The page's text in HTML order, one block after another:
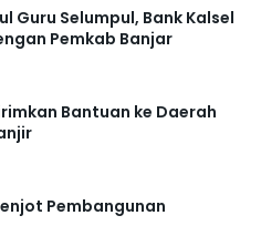
Guru Selumpul, Bank Kalsel
Pemkab Banjar
Bantuan ke Daerah
Pembangunan